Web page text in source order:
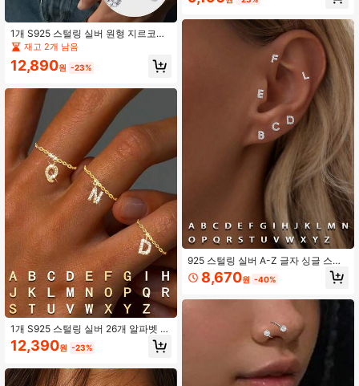
1개 S925 스털링 실버 원형 지르코니
아 스타 배꼽 피어싱, 라운드 스프링
나사 포함, 일상 착용에 적합, 여자친
구, 어머니 및 자매를 위한 완벽한 선
재고 2개 남음
12,890원 -23%
1개 S925 스털링 실버 26개 알파벳 A
-Z 조절 가능한 체인 반지, 레터 반지,
걸 및 소녀의 일상 착용에 적합, 엄마,
12,390원 -23%
925 스털링 실버 A-Z 글자 싱글 스터
드 귀걸이, 저자극 미니멀리스트 클래
식 스타일, 여성/남성을 위한 우아한
8,670원 -40%